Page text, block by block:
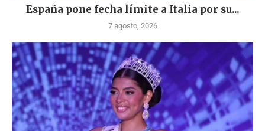
España pone fecha límite a Italia por su...
7 agosto, 2026